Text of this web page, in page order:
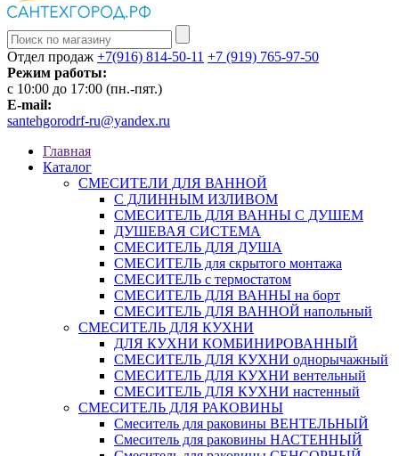
Отдел продаж +7(916) 814-50-11 +7 (919) 765-97-50
Режим работы:
c 10:00 до 17:00 (пн.-пят.)
E-mail:
santehgorodrf-ru@yandex.ru
Главная
Каталог
СМЕСИТЕЛИ ДЛЯ ВАННОЙ
С ДЛИННЫМ ИЗЛИВОМ
СМЕСИТЕЛЬ ДЛЯ ВАННЫ С ДУШЕМ
ДУШЕВАЯ СИСТЕМА
СМЕСИТЕЛЬ ДЛЯ ДУША
СМЕСИТЕЛЬ для скрытого монтажа
СМЕСИТЕЛЬ с термостатом
СМЕСИТЕЛЬ ДЛЯ ВАННЫ на борт
СМЕСИТЕЛЬ ДЛЯ ВАННОЙ напольный
СМЕСИТЕЛЬ ДЛЯ КУХНИ
ДЛЯ КУХНИ КОМБИНИРОВАННЫЙ
СМЕСИТЕЛЬ ДЛЯ КУХНИ однорычажный
СМЕСИТЕЛЬ ДЛЯ КУХНИ вентельный
СМЕСИТЕЛЬ ДЛЯ КУХНИ настенный
СМЕСИТЕЛЬ ДЛЯ РАКОВИНЫ
Смеситель для раковины ВЕНТЕЛЬНЫЙ
Смеситель для раковины НАСТЕННЫЙ